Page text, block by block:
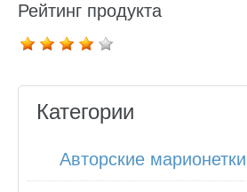
Рейтинг продукта
Категории
Авторские марионетки